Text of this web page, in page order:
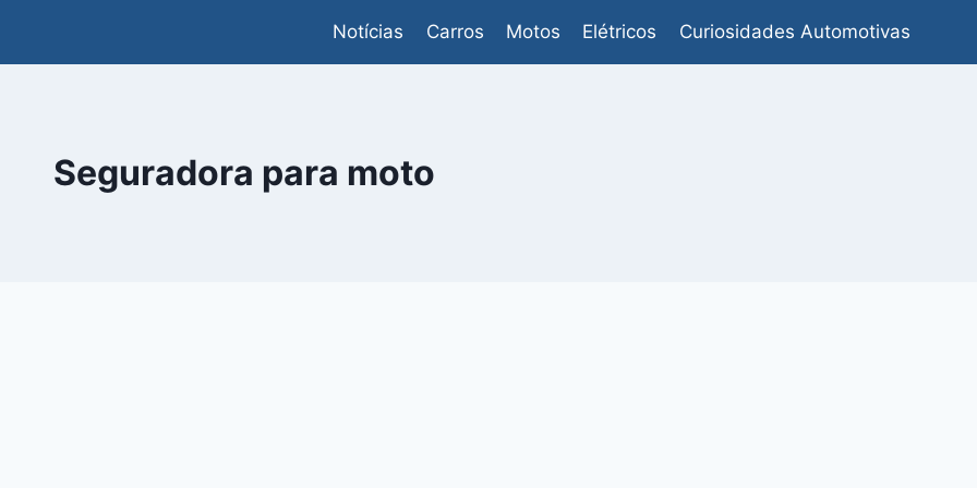
Notícias Carros Motos Elétricos Curiosidades Automotivas
Seguradora para moto